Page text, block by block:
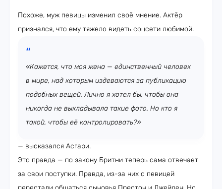
Похоже, муж певицы изменил своё мнение. Актёр
признался, что ему тяжело видеть соцсети любимой.
«Кажется, что моя жена — единственный человек
в мире, над которым издеваются за публикацию
подобных вещей. Лично я хотел бы, чтобы она
никогда не выкладывала такие фото. Но кто я
такой, чтобы её контролировать?»
— высказался Асгари.
Это правда — по закону Бритни теперь сама отвечает
за свои поступки. Правда, из-за них с певицей